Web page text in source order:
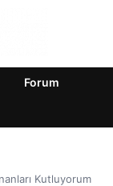
Forum
Kutluyorum